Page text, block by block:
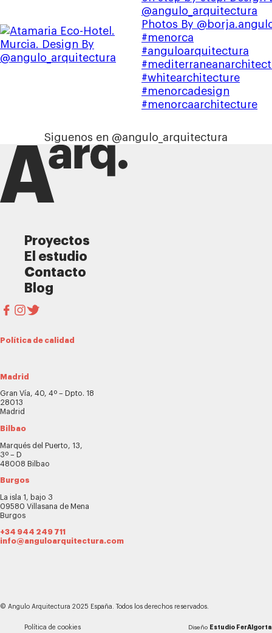
Siguenos en @angulo_arquitectura
Proyectos
El estudio
Contacto
Blog
Política de calidad
Madrid
Gran Vía, 40, 4º – Dpto. 18
28013
Madrid
Bilbao
Marqués del Puerto, 13,
3º – D
48008 Bilbao
Burgos
La isla 1, bajo 3
09580 Villasana de Mena
Burgos
+34 944 249 711
info@anguloarquitectura.com
© Angulo Arquitectura 2025 España. Todos los derechos reservados.
Política de cookies Diseño Estudio FerAlgorta